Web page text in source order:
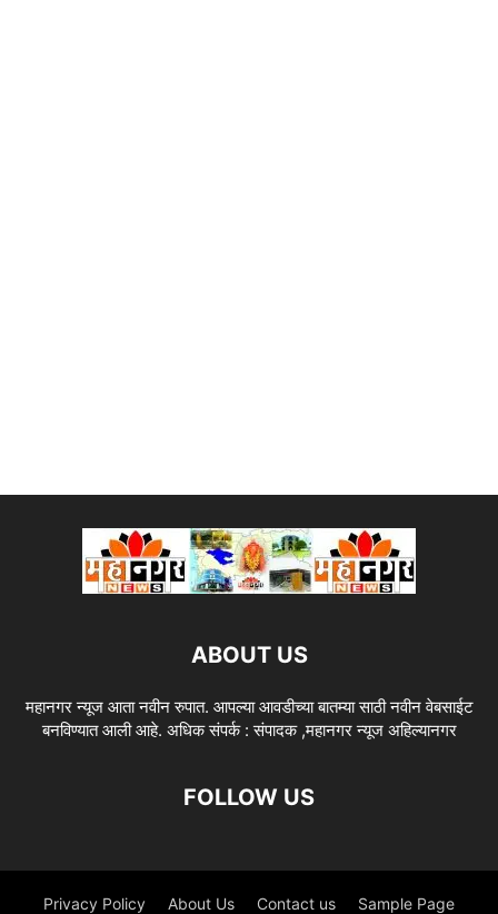
ABOUT US
महानगर न्यूज आता नवीन रुपात. आपल्या आवडीच्या बातम्या साठी नवीन वेबसाईट
बनविण्यात आली आहे. अधिक संपर्क : संपादक ,महानगर न्यूज अहिल्यानगर
FOLLOW US
Privacy Policy About Us Contact us Sample Page